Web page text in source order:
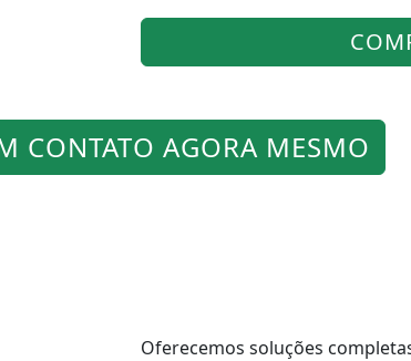
CONTATO AGORA MESMO
Oferecemos soluções